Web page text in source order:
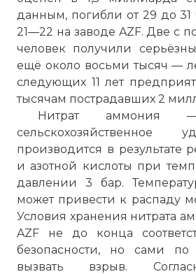
данным, погибли от 29 до 31
21—22 на заводе AZF. Две с
человек получили
ещё около восьми тысяч —
следующих 11 лет
тысячам пострадавших 2
Нитрат аммония —
сельскохозяйственное
производится в результате
и азотной кислоты при
давлении 3 бар.
может привести к распаду
Условия хранения нитрата
AZF не до конца
безопасности, но сами
вызвать взрыв.